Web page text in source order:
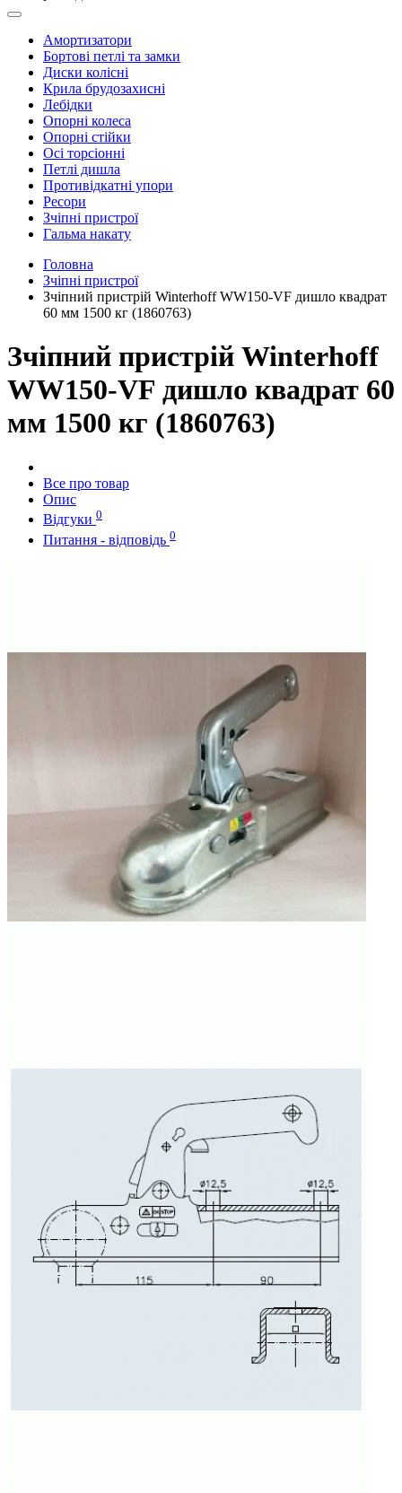
Амортизатори
Бортові петлі та замки
Диски колісні
Крила брудозахисні
Лебідки
Опорні колеса
Опорні стійки
Осі торсіонні
Петлі дишла
Противідкатні упори
Ресори
Зчіпні пристрої
Гальма накату
Головна
Зчіпні пристрої
Зчіпний пристрій Winterhoff WW150-VF дишло квадрат
60 мм 1500 кг (1860763)
Зчіпний пристрій Winterhoff
WW150-VF дишло квадрат 60
мм 1500 кг (1860763)
Все про товар
Опис
Відгуки 0
Питання - відповідь 0